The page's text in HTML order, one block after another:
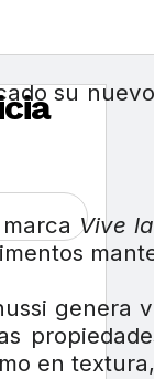
su
Vive
genera
en